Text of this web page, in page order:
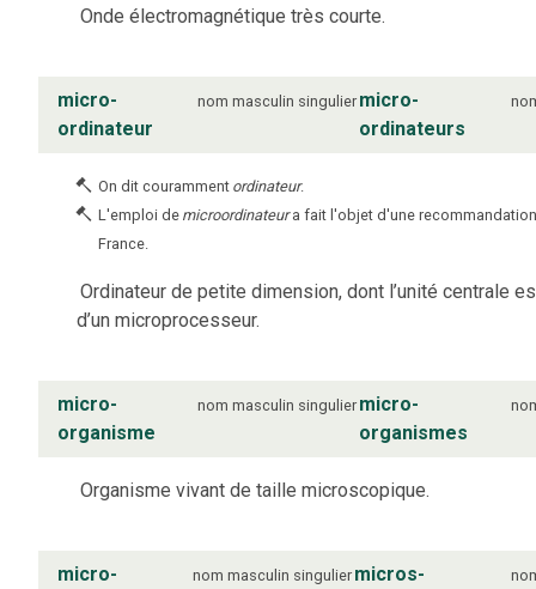
Onde électromagnétique très courte.
micro-
ordinateur
nom masculin singulier micro-
ordinateurs
On dit couramment ordinateur.
L'emploi de microordinateur a fait l'objet d'une
France.
Ordinateur de petite dimension, dont l’unité centrale
d’un microprocesseur.
micro-
organisme
nom masculin singulier micro-
organismes
Organisme vivant de taille microscopique.
micro-
nom masculin singulier micros-